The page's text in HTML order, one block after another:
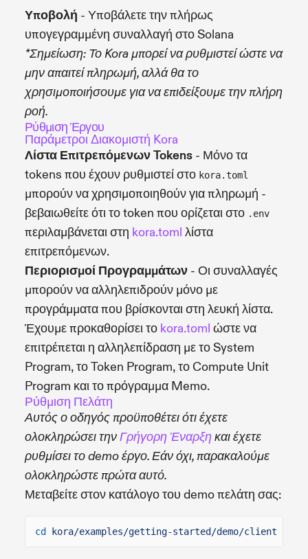
Υποβολή - Υποβάλετε την πλήρως
υπογεγραμμένη συναλλαγή στο Solana
*Σημείωση: Το Kora μπορεί να ρυθμιστεί ώστε να
μην απαιτεί πληρωμή, αλλά θα το
χρησιμοποιήσουμε για να επιδείξουμε την πλήρη
ροή.
Ρύθμιση Έργου
Παράμετροι Διακομιστή Kora
Λίστα Επιτρεπόμενων Tokens - Μόνο τα
tokens που έχουν ρυθμιστεί στο kora.toml
μπορούν να χρησιμοποιηθούν για πληρωμή -
βεβαιωθείτε ότι το token που ορίζεται στο .env
περιλαμβάνεται στη kora.toml λίστα
επιτρεπόμενων.
Περιορισμοί Προγραμμάτων - Οι συναλλαγές
μπορούν να αλληλεπιδρούν μόνο με
προγράμματα που βρίσκονται στη λευκή λίστα.
Έχουμε προκαθορίσει το kora.toml ώστε να
επιτρέπεται η αλληλεπίδραση με το System
Program, το Token Program, το Compute Unit
Program και το πρόγραμμα Memo.
Ρύθμιση Πελάτη
Αυτός ο οδηγός προϋποθέτει ότι έχετε
ολοκληρώσει την Γρήγορη Έναρξη και έχετε
ρυθμίσει το demo έργο. Εάν όχι, παρακαλούμε
ολοκληρώστε πρώτα αυτό.
Μεταβείτε στον κατάλογο του demo πελάτη σας:
cd kora/examples/getting-started/demo/client